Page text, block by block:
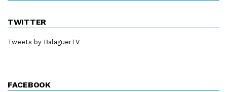
TWITTER
Tweets by BalaguerTV
FACEBOOK